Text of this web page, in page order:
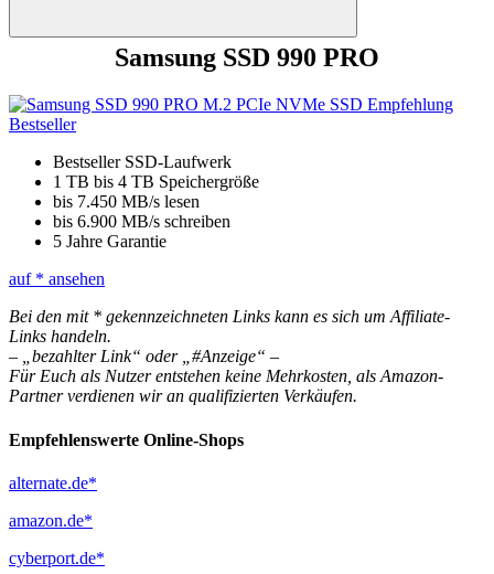
Suchen
Samsung SSD 990 PRO
Bestseller SSD-Laufwerk
1 TB bis 4 TB Speichergröße
bis 7.450 MB/s lesen
bis 6.900 MB/s schreiben
5 Jahre Garantie
auf * ansehen
Bei den mit * gekennzeichneten Links kann es sich um Affiliate-
Links handeln.
– „bezahlter Link“ oder „#Anzeige“ –
Für Euch als Nutzer entstehen keine Mehrkosten, als Amazon-
Partner verdienen wir an qualifizierten Verkäufen.
Empfehlenswerte Online-Shops
alternate.de*
amazon.de*
cyberport.de*